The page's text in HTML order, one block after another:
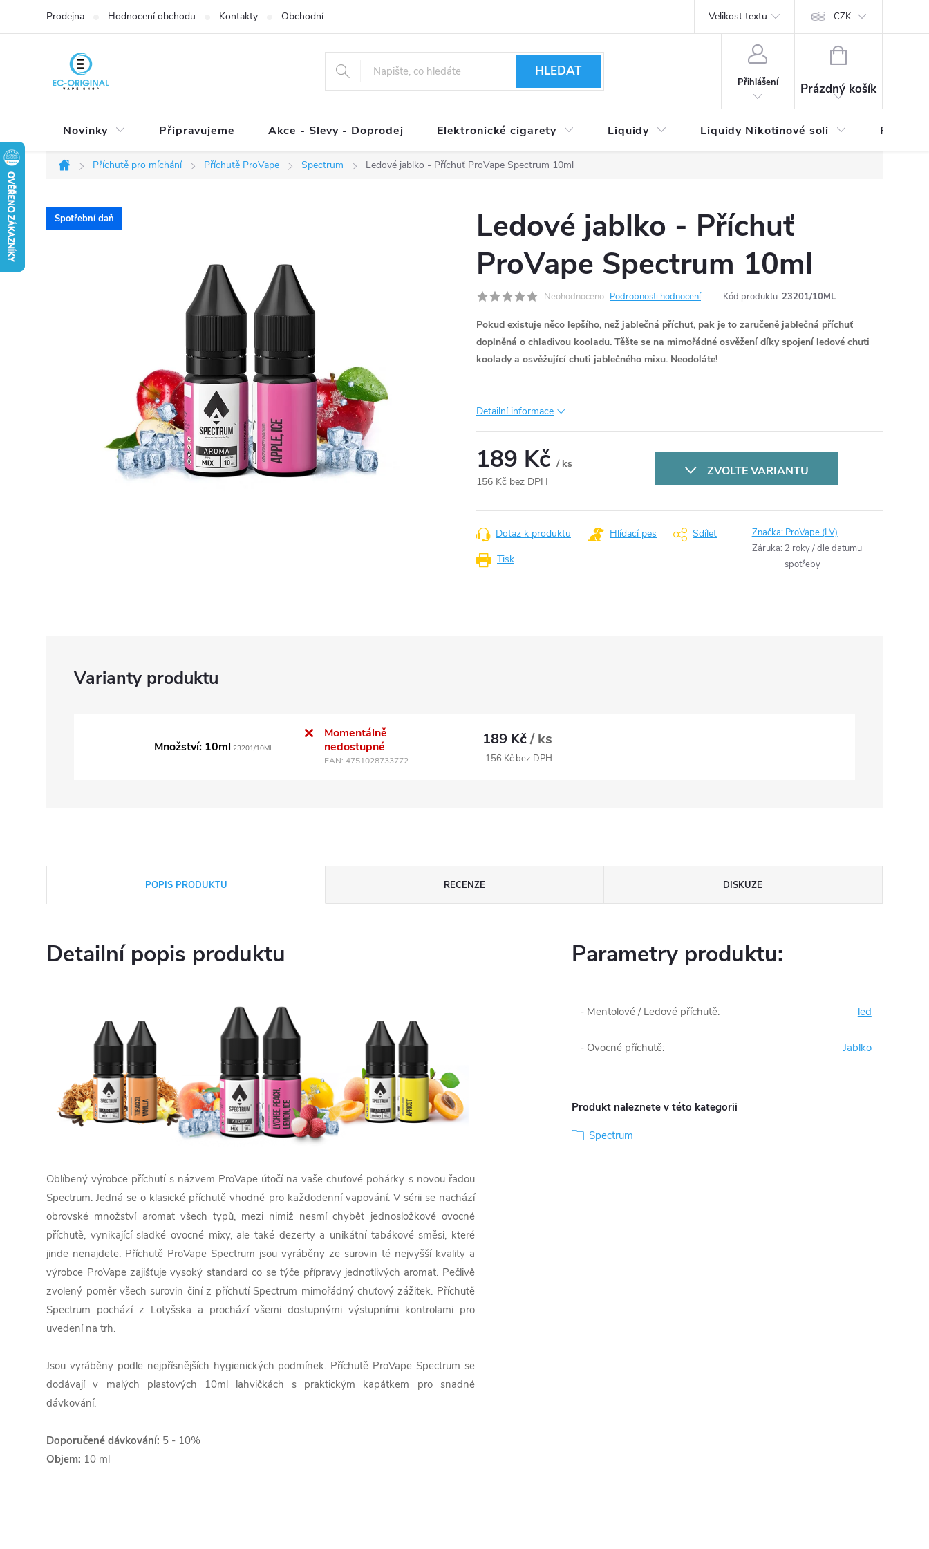
Prodejna Hodnocení obchodu Kontakty Obchodní podmínky Reklamační řád Vrácení zboží a reklamace
Velikost textu CZK
HLEDAT
Přihlášení
NÁKUPNÍ
Prázdný košík
Novinky Připravujeme Akce - Slevy - Doprodej Elektronické cigarety Liquidy Liquidy Nikotinové soli
Domů
Příchutě pro míchání Příchutě ProVape Spectrum Ledové jablko - Příchuť ProVape Spectrum 10ml
Spotřební daň
Ledové jablko - Příchuť
ProVape Spectrum 10ml
Neohodnoceno Podrobnosti hodnocení Kód produktu: 23201/10ML
Pokud existuje něco lepšího, než jablečná příchuť, pak je to zaručeně jablečná příchuť
doplněná o chladivou kooladu. Těšte se na mimořádné osvěžení díky spojení ledové chuti
koolady a osvěžující chuti jablečného mixu. Neodoláte!
Detailní informace
189 Kč / ks
156 Kč bez DPH
cena:
ZVOLTE VARIANTU
Tisk
Dotaz k produktu Hlídací pes Sdílet Značka: ProVape (LV)
Záruka: 2 roky / dle datumu
spotřeby
Množství: 10ml 23201/10ML
Momentálně
nedostupné
EAN: 4751028733772
189 Kč/ ks
156 Kč bez DPH
POPIS PRODUKTU RECENZE DISKUZE
Detailní popis produktu
Oblíbený výrobce příchutí s názvem ProVape útočí na vaše chuťové pohárky s novou řadou
Spectrum. Jedná se o klasické příchutě vhodné pro každodenní vapování. V sérii se nachází
obrovské množství aromat všech typů, mezi nimiž nesmí chybět jednosložkové ovocné
příchutě, vynikající sladké ovocné mixy, ale také dezerty a unikátní tabákové směsi, které
jinde nenajdete. Příchutě ProVape Spectrum jsou vyráběny ze surovin té nejvyšší kvality a
výrobce ProVape zajišťuje vysoký standard co se týče přípravy jednotlivých aromat. Pečlivě
zvolený poměr všech surovin činí z příchutí Spectrum mimořádný chuťový zážitek. Příchutě
Spectrum pochází z Lotyšska a prochází všemi dostupnými výstupními kontrolami pro
uvedení na trh.
Jsou vyráběny podle nejpřísnějších hygienických podmínek. Příchutě ProVape Spectrum se
dodávají v malých plastových 10ml lahvičkách s praktickým kapátkem pro snadné
dávkování.
Doporučené dávkování: 5 - 10%
Objem: 10 ml
Parametry produktu:
- Mentolové / Ledové příchutě: led
- Ovocné příchutě: Jablko
Produkt naleznete v této kategorii
Spectrum